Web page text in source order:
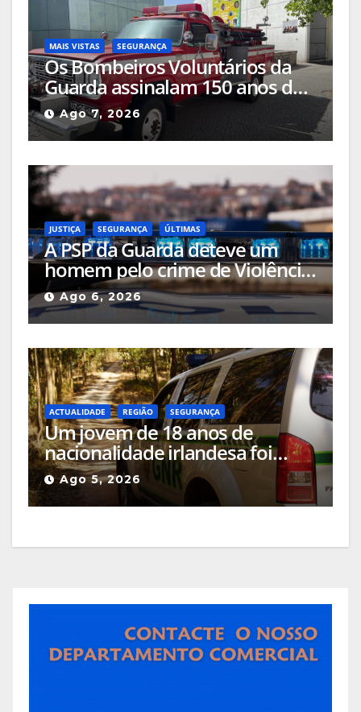
MAIS VISTAS SEGURANÇA
Os Bombeiros Voluntários da
Guarda assinalam 150 anos de
história com comemorações a
acontecerem no centro da
cidade
Ago 7, 2026
JUSTIÇA SEGURANÇA ÚLTIMAS
A PSP da Guarda deteve um
homem pelo crime de Violência
Doméstica após agressão grave
na via pública
Ago 6, 2026
ACTUALIDADE REGIÃO SEGURANÇA
Um jovem de 18 anos de
nacionalidade irlandesa foi
detido pela GNR em Celorico da
Beira pelo crime de incêndio
rural
Ago 5, 2026